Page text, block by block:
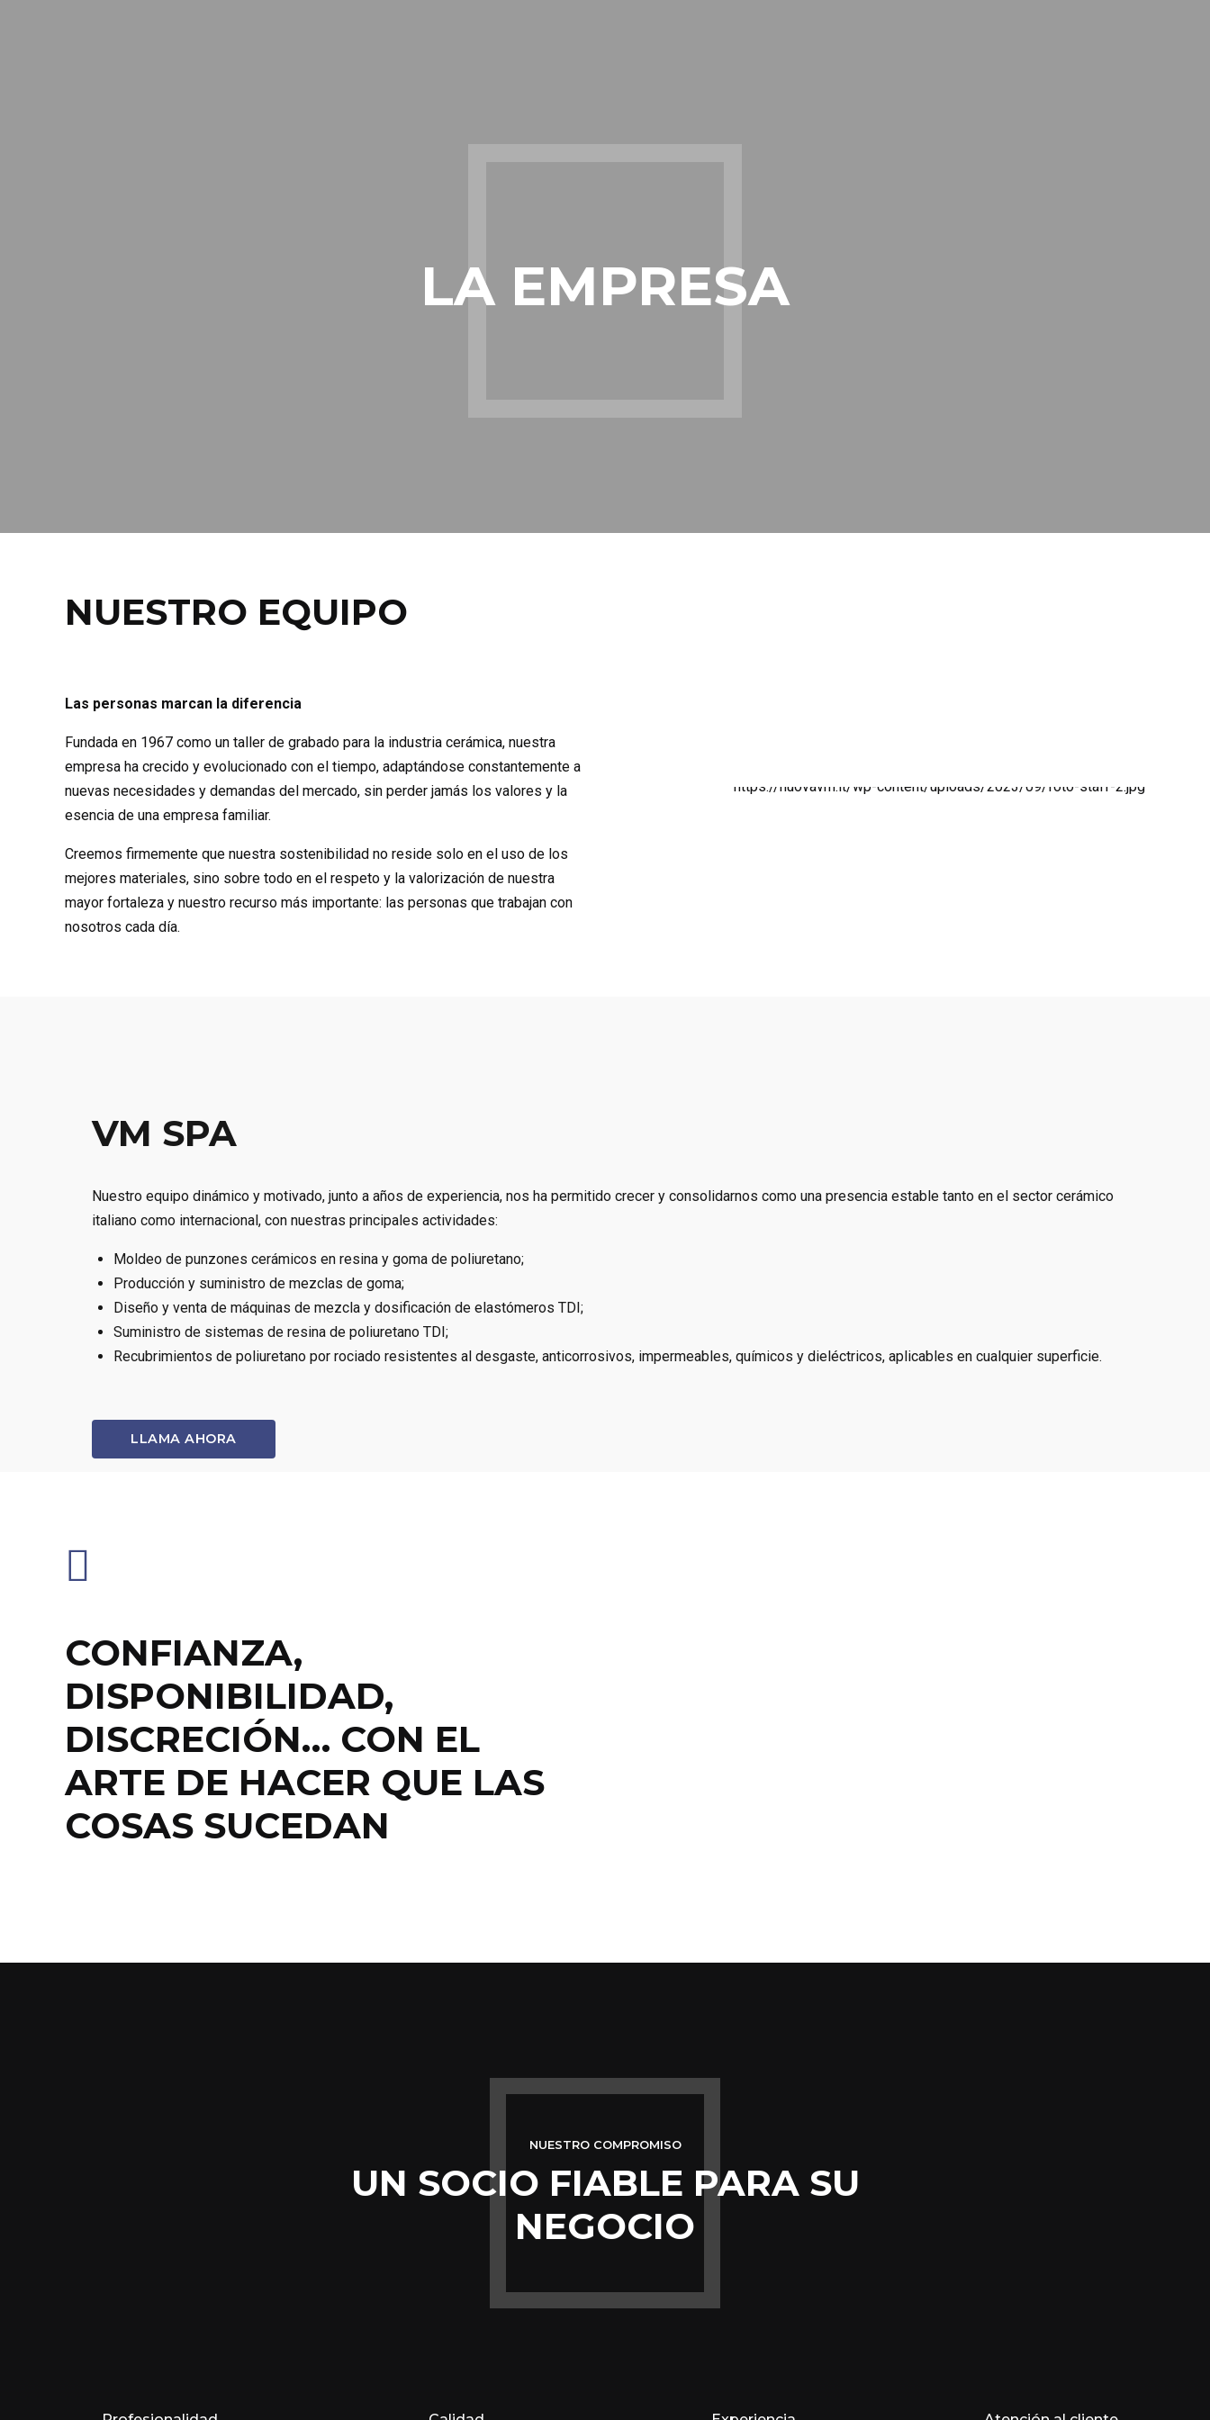
LA EMPRESA
NUESTRO EQUIPO
Las personas marcan la diferencia
Fundada en 1967 como un taller de grabado para la industria cerámica, nuestra
empresa ha crecido y evolucionado con el tiempo, adaptándose constantemente a
nuevas necesidades y demandas del mercado, sin perder jamás los valores y la
esencia de una empresa familiar.
Creemos firmemente que nuestra sostenibilidad no reside solo en el uso de los
mejores materiales, sino sobre todo en el respeto y la valorización de nuestra
mayor fortaleza y nuestro recurso más importante: las personas que trabajan con
nosotros cada día.
VM SPA
Nuestro equipo dinámico y motivado, junto a años de experiencia, nos ha permitido crecer y consolidarnos como una presencia estable tanto en el sector cerámico
italiano como internacional, con nuestras principales actividades:
Moldeo de punzones cerámicos en resina y goma de poliuretano;
Producción y suministro de mezclas de goma;
Diseño y venta de máquinas de mezcla y dosificación de elastómeros TDI;
Suministro de sistemas de resina de poliuretano TDI;
Recubrimientos de poliuretano por rociado resistentes al desgaste, anticorrosivos, impermeables, químicos y dieléctricos, aplicables en cualquier superficie.
LLAMA AHORA
CONFIANZA,
DISPONIBILIDAD,
DISCRECIÓN… CON EL
ARTE DE HACER QUE LAS
COSAS SUCEDAN
NUESTRO COMPROMISO
UN SOCIO FIABLE PARA SU
NEGOCIO